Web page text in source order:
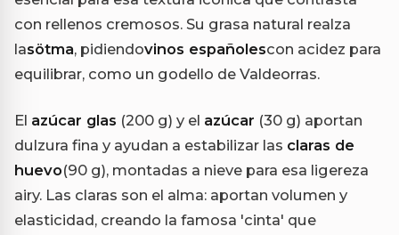
con rellenos cremosos. Su grasa natural realza
lasötma, pidiendovinos españolescon acidez para
equilibrar, como un godello de Valdeorras.
El azúcar glas (200 g) y el azúcar (30 g) aportan
dulzura fina y ayudan a estabilizar las claras de
huevo(90 g), montadas a nieve para esa ligereza
airy. Las claras son el alma: aportan volumen y
elasticidad, creando la famosa 'cinta' que